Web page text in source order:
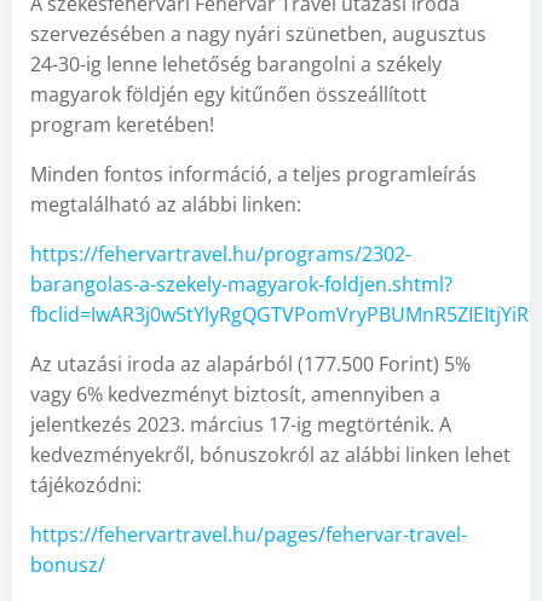
szervezésében a nagy nyári szünetben, augusztus
24-30-ig lenne lehetőség barangolni a székely
magyarok földjén egy kitűnően összeállított
program keretében!
Minden fontos információ, a teljes programleírás
megtalálható az alábbi linken:
https://fehervartravel.hu/programs/2302-
barangolas-a-szekely-magyarok-foldjen.shtml?
Az utazási iroda az alapárból (177.500 Forint) 5%
vagy 6% kedvezményt biztosít, amennyiben a
jelentkezés 2023. március 17-ig megtörténik. A
kedvezményekről, bónuszokról az alábbi linken lehet
tájékozódni:
https://fehervartravel.hu/pages/fehervar-travel-
bonusz/